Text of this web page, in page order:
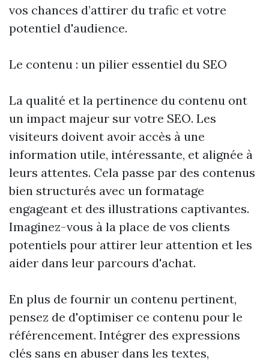
vos chances d’attirer du trafic et votre
potentiel d'audience.
Le contenu : un pilier essentiel du SEO
La qualité et la pertinence du contenu ont
un impact majeur sur votre SEO. Les
visiteurs doivent avoir accès à une
information utile, intéressante, et alignée à
leurs attentes. Cela passe par des contenus
bien structurés avec un formatage
engageant et des illustrations captivantes.
Imaginez-vous à la place de vos clients
potentiels pour attirer leur attention et les
aider dans leur parcours d'achat.
En plus de fournir un contenu pertinent,
pensez de d'optimiser ce contenu pour le
référencement. Intégrer des expressions
clés sans en abuser dans les textes,